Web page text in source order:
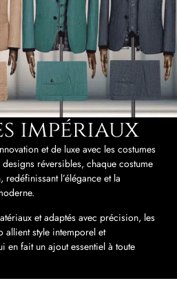
impériaux
et de luxe avec les costumes
réversibles, chaque costume
l’élégance et la
et adaptés avec précision, les
allient style intemporel et
en fait un ajout essentiel à toute